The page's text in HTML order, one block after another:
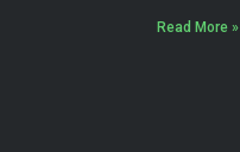
Read More »